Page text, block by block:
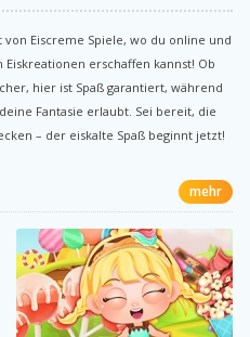
Eiscreme Spiele, wo du online und
erschaffen kannst! Ob
hier ist Spaß garantiert, während
Fantasie erlaubt. Sei bereit, die
– der eiskalte Spaß beginnt jetzt!
mehr